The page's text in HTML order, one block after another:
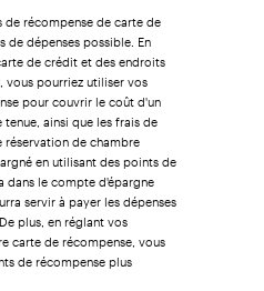
de récompense de carte de
dépenses possible. En
de crédit et des endroits
vous pourriez utiliser vos
pour couvrir le coût d'un
ainsi que les frais de
de chambre
en utilisant des points de
dans le compte d'épargne
servir à payer les dépenses
plus, en réglant vos
carte de récompense, vous
de récompense plus